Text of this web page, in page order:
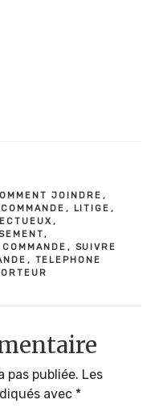
JOINDRE ,
, LITIGE ,
,
,
, SUIVRE
, TELEPHONE
pas publiée. Les
avec *